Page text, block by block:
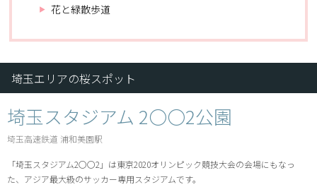
花と緑散歩道
埼玉エリアの桜スポット
埼玉スタジアム 2〇〇2公園
埼玉高速鉄道 浦和美園駅
「埼玉スタジアム2〇〇2」は東京2020オリンピック競技大会の会場にもなっ
た、アジア最大級のサッカー専用スタジアムです。